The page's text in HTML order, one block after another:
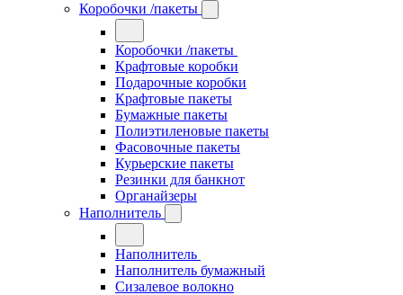
Коробочки /пакеты
Коробочки /пакеты
Крафтовые коробки
Подарочные коробки
Крафтовые пакеты
Бумажные пакеты
Полиэтиленовые пакеты
Фасовочные пакеты
Курьерские пакеты
Резинки для банкнот
Органайзеры
Наполнитель
Наполнитель
Наполнитель бумажный
Сизалевое волокно